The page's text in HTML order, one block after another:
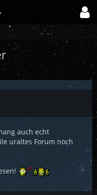
auch echt
uraltes Forum noch